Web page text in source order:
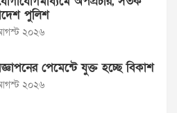
পুলিশ
২০২৬
পেমেন্টে যুক্ত হচ্ছে বিকাশ
২০২৬